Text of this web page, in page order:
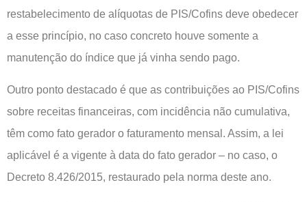
restabelecimento de alíquotas de PIS/Cofins deve obedecer
a esse princípio, no caso concreto houve somente a
manutenção do índice que já vinha sendo pago.
Outro ponto destacado é que as contribuições ao PIS/Cofins
sobre receitas financeiras, com incidência não cumulativa,
têm como fato gerador o faturamento mensal. Assim, a lei
aplicável é a vigente à data do fato gerador – no caso, o
Decreto 8.426/2015, restaurado pela norma deste ano.